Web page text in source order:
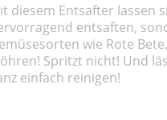
diesem Entsafter lassen
entsaften,
wie Rote
Spritzt nicht! Und
einfach reinigen!